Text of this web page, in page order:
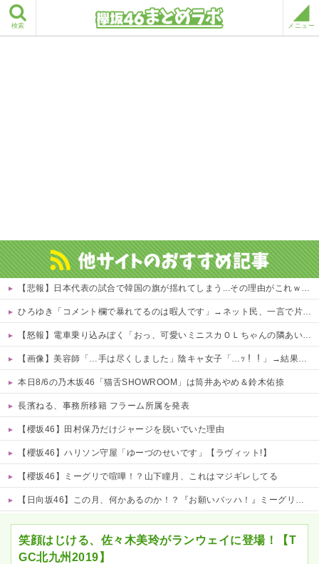
検索 メニュー
【悲報】日本代表の試合で韓国の旗が揺れてしまう...その理由がこれｗｗｗｗ 他
ひろゆき「コメント欄で暴れてるのは暇人です」→ネット民、一言で片付けられてしまうｗｗｗｗｗ
【怒報】電車乗り込みぼく「おっ、可愛いミニスカＯＬちゃんの隣あいてんじゃん！座ったろ！」→結果w w w w w w w w
【画像】美容師「…手は尽くしました」陰キャ女子「…ｯ！！」→結果をご覧くださいw w w w w w w w
本日8/6の乃木坂46「猫舌SHOWROOM」は筒井あやめ＆鈴木佑捺
長濱ねる、事務所移籍 フラーム所属を発表
【櫻坂46】田村保乃だけジャージを脱いでいた理由
【櫻坂46】ハリソン守屋「ゆーづのせいです」【ラヴィット!】
【櫻坂46】ミーグリで喧嘩！？山下瞳月、これはマジギレしてる
【日向坂46】この月、何かあるのか！？『お願いバッハ！』ミーグリ日程がこちら
笑顔はじける、佐々木美玲がランウェイに登場！【T
GC北九州2019】